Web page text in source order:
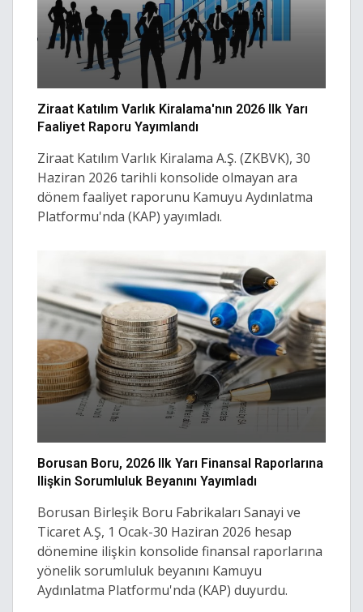
Ziraat Katılım Varlık Kiralama'nın 2026 Ilk Yarı
Faaliyet Raporu Yayımlandı
Ziraat Katılım Varlık Kiralama A.Ş. (ZKBVK), 30
Haziran 2026 tarihli konsolide olmayan ara
dönem faaliyet raporunu Kamuyu Aydınlatma
Platformu'nda (KAP) yayımladı.
Borusan Boru, 2026 Ilk Yarı Finansal Raporlarına
Ilişkin Sorumluluk Beyanını Yayımladı
Borusan Birleşik Boru Fabrikaları Sanayi ve
Ticaret A.Ş, 1 Ocak-30 Haziran 2026 hesap
dönemine ilişkin konsolide finansal raporlarına
yönelik sorumluluk beyanını Kamuyu
Aydınlatma Platformu'nda (KAP) duyurdu.